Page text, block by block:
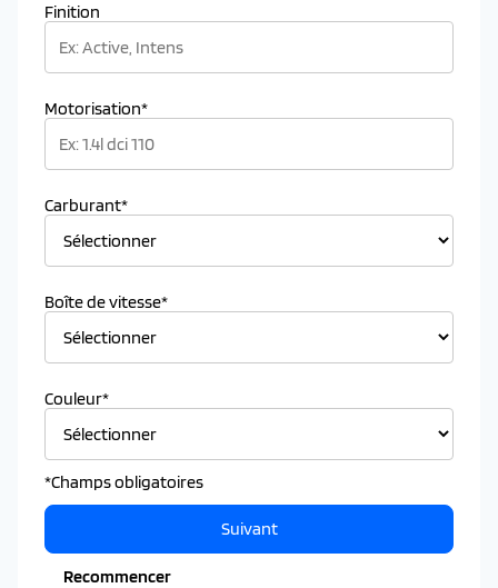
Finition
Motorisation*
Carburant*
Boîte de vitesse*
Couleur*
*Champs obligatoires
Recommencer
Suivant